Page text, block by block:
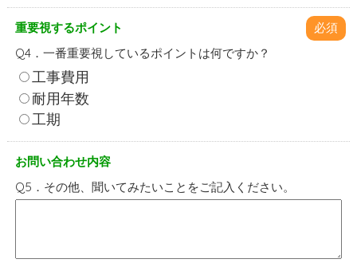
重要視するポイント
必須
Q4．一番重要視しているポイントは何ですか？
工事費用
耐用年数
工期
お問い合わせ内容
Q5．その他、聞いてみたいことをご記入ください。